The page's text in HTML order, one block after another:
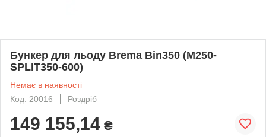
Бункер для льоду Brema Bin350 (M250-
SPLIT350-600)
Немає в наявності
Код: 20016
Роздріб
149 155,14 ₴